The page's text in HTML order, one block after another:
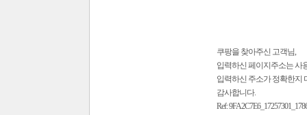
쿠팡을 찾아주신 고객님,
입력하신 페이지주소는 사
입력하신 주소가 정확한지
감사합니다.
Ref: